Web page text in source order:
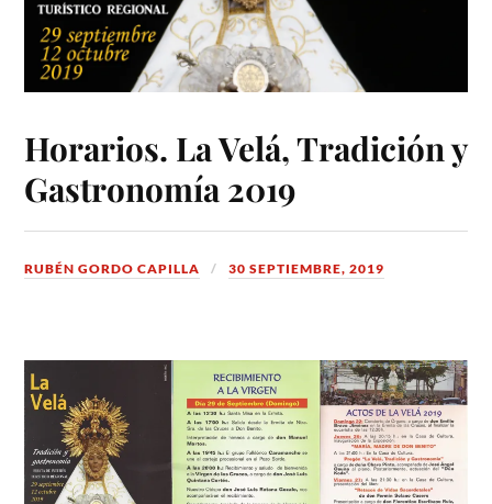
Horarios. La Velá, Tradición y
Gastronomía 2019
RUBÉN GORDO CAPILLA 30 SEPTIEMBRE, 2019